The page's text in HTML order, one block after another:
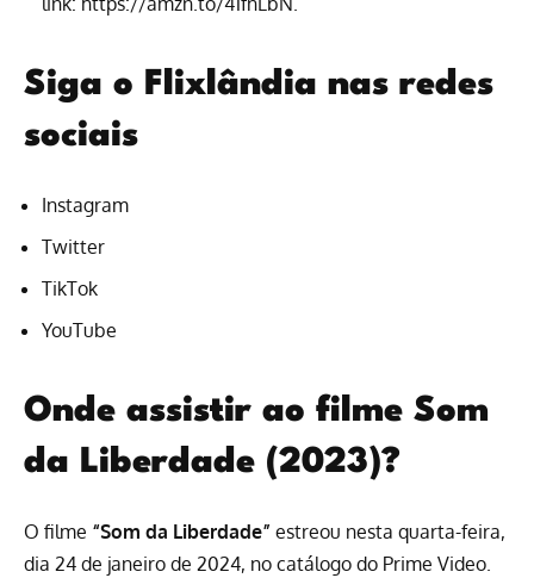
Siga o Flixlândia nas redes
sociais
Instagram
Twitter
TikTok
YouTube
Onde assistir ao filme Som
da Liberdade (2023)?
O filme “Som da Liberdade” estreou nesta quarta-feira,
dia 24 de janeiro de 2024, no catálogo do Prime Video